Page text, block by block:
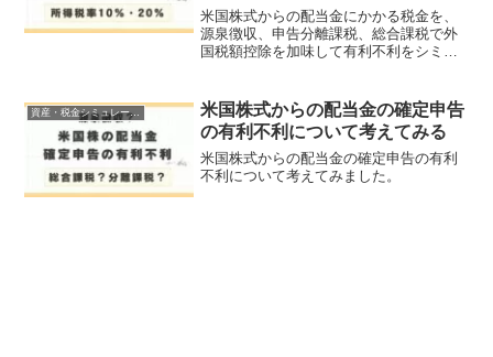
20％】
米国株式からの配当金にかかる税金を、
源泉徴収、申告分離課税、総合課税で外
国税額控除を加味して有利不利をシミュ
資産・税金シミュレーション
米国株式からの配当金の確定申告
の有利不利について考えてみる
米国株式からの配当金の確定申告の有利
不利について考えてみました。